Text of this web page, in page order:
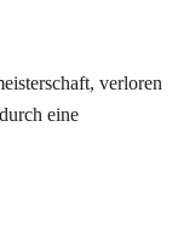
verloren
eine